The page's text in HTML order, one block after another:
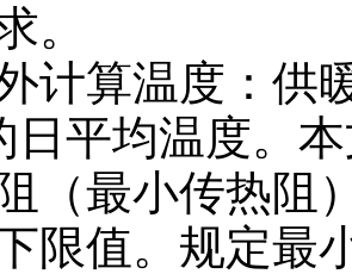
。
计算温度：供
日平均温度。
（最小传热阻
限值。规定最